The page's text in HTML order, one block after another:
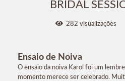
BRIDAL
282 visualizações
Ensaio de Noiva
O ensaio da noiva Karol foi um
momento merece ser celebrado.